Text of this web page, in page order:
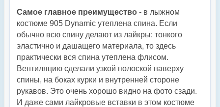
Самое главное преимущество - в лыжном
костюме 905 Dynamic утеплена спина. Если
обычно всю спину делают из лайкры: тонкого
эластично и дашащего материала, то здесь
практически вся спина утеплена флисом.
Вентиляцию сделали узкой полоской наверху
спины, на боках курки и внутренней стороне
рукавов. Это очень хорошо видно на фото сзади.
И даже сами лайкровые вставки в этом костюме